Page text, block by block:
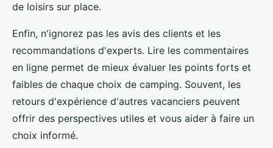
de loisirs sur place.
Enfin, n'ignorez pas les avis des clients et les
recommandations d'experts. Lire les commentaires
en ligne permet de mieux évaluer les points forts et
faibles de chaque choix de camping. Souvent, les
retours d'expérience d'autres vacanciers peuvent
offrir des perspectives utiles et vous aider à faire un
choix informé.